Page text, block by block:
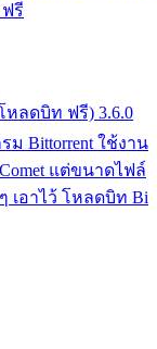
ฟรี
หลดบิท ฟรี) 3.6.0
ม Bittorrent ใช้งาน
แต่ขนาดไฟล์
เอาไว้ โหลดบิท Bi